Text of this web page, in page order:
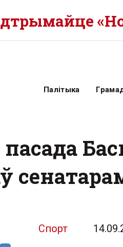
Палітыка
Спорт